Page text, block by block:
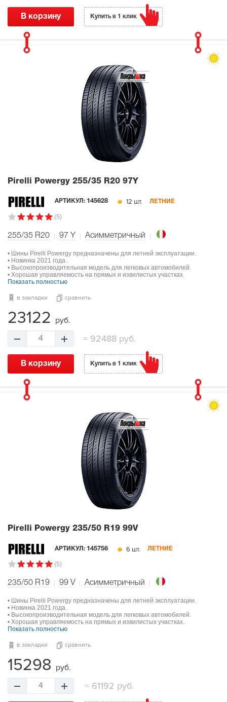
В корзину Купить в 1 клик
Pirelli Powergy 255/35 R20 97Y
АРТИКУЛ: 145628 12 шт. ЛЕТНИЕ
(5)
255/35 R20 97 Y Асимметричный
• Шины Pirelli Powergy предназначены для летней эксплуатации.
• Новинка 2021 года.
• Высокопроизводительная модель для легковых автомобилей.
• Хорошая управляемость на прямых и извилистых участках.
Показать полностью
в закладки сравнить
23122 руб.
4 =92488 руб.
В корзину Купить в 1 клик
Pirelli Powergy 235/50 R19 99V
АРТИКУЛ: 145756 6 шт. ЛЕТНИЕ
(5)
235/50 R19 99 V Асимметричный
• Шины Pirelli Powergy предназначены для летней эксплуатации.
• Новинка 2021 года.
• Высокопроизводительная модель для легковых автомобилей.
• Хорошая управляемость на прямых и извилистых участках.
Показать полностью
в закладки сравнить
15298 руб.
4 = 61192 руб.